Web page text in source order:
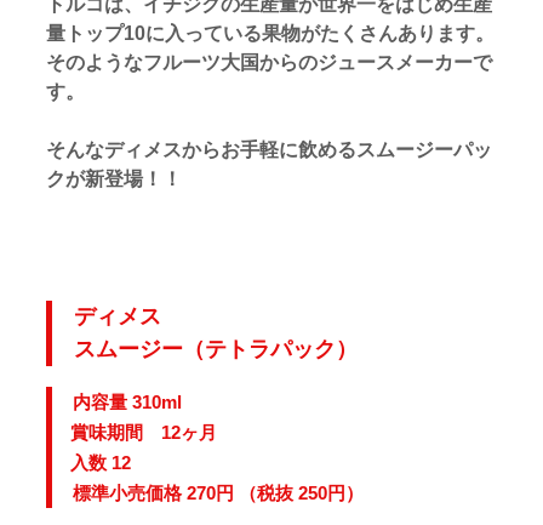
トルコは、イチジクの生産量が世界一をはじめ生産
量トップ10に入っている果物がたくさんあります。
そのようなフルーツ大国からのジュースメーカーで
す。
そんなディメスからお手軽に飲めるスムージーパッ
クが新登場！！
ディメス
スムージー（テトラパック）
内容量 310ml
賞味期間 12ヶ月
入数 12
標準小売価格 270円 （税抜 250円）